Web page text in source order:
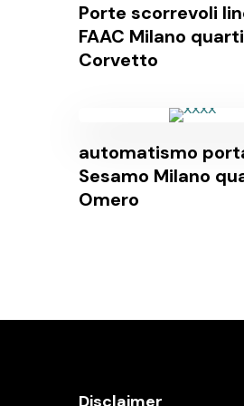
Porte scorrevoli
FAAC Milano
Corvetto
automatismo
Sesamo Milano
Omero
Disclaimer